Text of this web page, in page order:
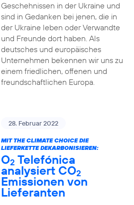
Geschehnissen in der Ukraine und
sind in Gedanken bei jenen, die in
der Ukraine leben oder Verwandte
und Freunde dort haben. Als
deutsches und europäisches
Unternehmen bekennen wir uns zu
einem friedlichen, offenen und
freundschaftlichen Europa.
28. Februar 2022
MIT THE CLIMATE CHOICE DIE
LIEFERKETTE DEKARBONISIEREN:
O2 Telefónica
analysiert CO2
Emissionen von
Lieferanten